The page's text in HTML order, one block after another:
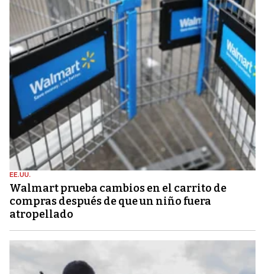
EE.UU.
Walmart prueba cambios en el carrito de
compras después de que un niño fuera
atropellado